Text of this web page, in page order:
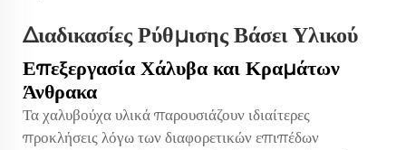
Διαδικασίες Ρύθμισης Βάσει Υλικού
Επεξεργασία Χάλυβα και Κραμάτων
Άνθρακα
Τα χαλυβούχα υλικά παρουσιάζουν ιδιαίτερες
προκλήσεις λόγω των διαφορετικών επιπέδων